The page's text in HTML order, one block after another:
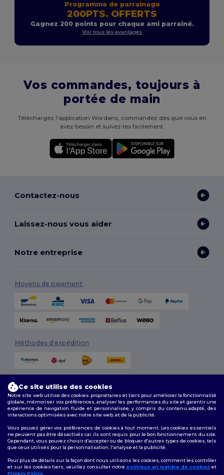
Programme de parrainage
200PTS. OFFERTS
Gagnez 200 points pour chaque ami parrainé.
Voir tous les avantages
Vos commandes, toujours à
portée de main
Téléchargez l'application Wordans, commandez dès que vous en
avez besoin et suivez-les facilement.
Contactez-nous
Laissez-nous vous aider
Notre entreprise
Moyens de paiement
Méthodes d'expédition
Conditions Générales|Politique de personnalisation |Politique de
Confidentialité
Suivez-nous
Ce site utilise des cookies
Notre site web utilise des cookies propriétaires et tiers pour améliorer la fonctionnalité
globale, mémoriser vos préférences, analyser les performances du site et garantir une
expérience de navigation fluide et personnalisée, y compris du contenu adapté, des
interactions optimisées avec notre site web, et de la publicité.
Vous pouvez gérer vos préférences de cookies à tout moment. Les cookies essentiels
ne peuvent pas être désactivés car ils sont requis pour le bon fonctionnement du site.
Cependant, vous pouvez choisir d’accepter ou de bloquer d'autres types de cookies, tels
que ceux utilisés pour la personnalisation, l'analyse et la publicité.
Pour plus de détails sur la façon dont nous utilisons les cookies, comment les contrôler
et sur les cookies tiers, veuillez consulter notre politique en matière de cookies et
Privacy Policy.